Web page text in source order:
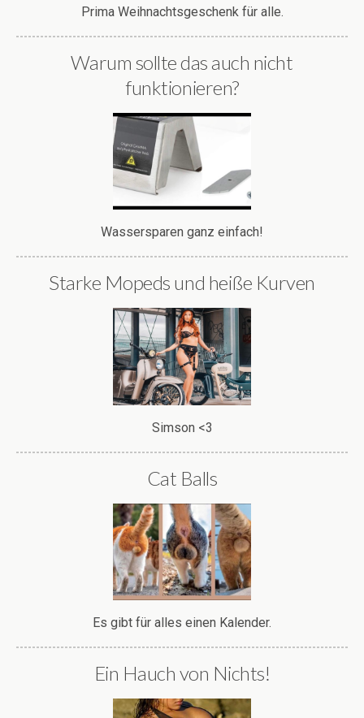
Prima Weihnachtsgeschenk für alle.
Warum sollte das auch nicht
funktionieren?
Wassersparen ganz einfach!
Starke Mopeds und heiße Kurven
Simson <3
Cat Balls
Es gibt für alles einen Kalender.
Ein Hauch von Nichts!